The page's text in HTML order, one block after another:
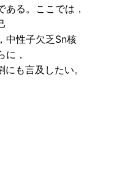
る。ここでは，
中性子欠乏Sn核
に，
も言及したい。